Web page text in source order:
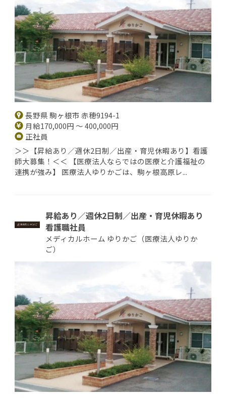
長野県 駒ヶ根市 赤穂9194-1
月給170,000円 ～ 400,000円
正社員
＞＞【昇給あり／週休2日制／出産・育児休暇あり】看護
師大募集！＜＜ 【医療法人ならではの医療と介護福祉の
連携が強み】 医療法人ゆりかごは、駒ヶ根高原レ...
昇給あり／週休2日制／出産・育児休暇あり
看護職社員
メディカルホーム ゆりかご（医療法人ゆりか
ご）